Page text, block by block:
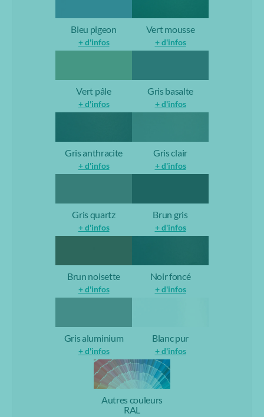
Bleu pigeon
+ d'infos
Vert mousse
+ d'infos
Vert pâle
+ d'infos
Gris basalte
+ d'infos
Gris anthracite
+ d'infos
Gris clair
+ d'infos
Gris quartz
+ d'infos
Brun gris
+ d'infos
Brun noisette
+ d'infos
Noir foncé
+ d'infos
Gris aluminium
+ d'infos
Blanc pur
+ d'infos
Autres couleurs
RAL